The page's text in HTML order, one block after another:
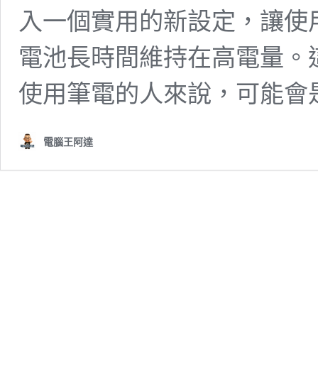
入一個實用的新設定，讓
電池長時間維持在高電量
使用筆電的人來說，可能
電腦王阿達